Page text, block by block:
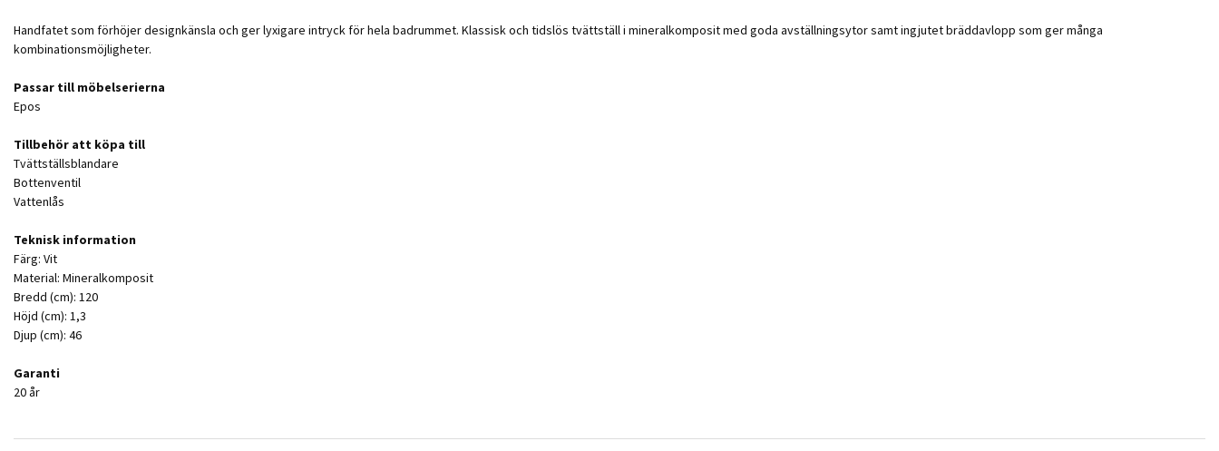
Handfatet som förhöjer designkänsla och ger lyxigare intryck för hela badrummet. Klassisk och tidslös tvättställ i mineralkomposit med goda avställningsytor samt ingjutet bräddavlopp som ger många
kombinationsmöjligheter.
Passar till möbelserierna
Epos
Tillbehör att köpa till
Tvättställsblandare
Bottenventil
Vattenlås
Teknisk information
Färg: Vit
Material: Mineralkomposit
Bredd (cm): 120
Höjd (cm): 1,3
Djup (cm): 46
Garanti
20 år